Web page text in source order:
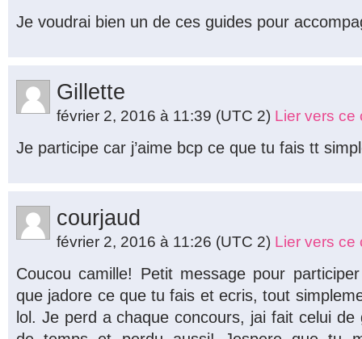
Je voudrai bien un de ces guides pour
Gillette
février 2, 2016 à 11:39 (UTC 2) Lier vers ce
Je participe car j’aime bcp ce que tu fais tt
courjaud
février 2, 2016 à 11:26 (UTC 2) Lier vers ce
Coucou camille! Petit message pour
que jadore ce que tu fais et ecris, tout
lol. Je perd a chaque concours, jai fait celui